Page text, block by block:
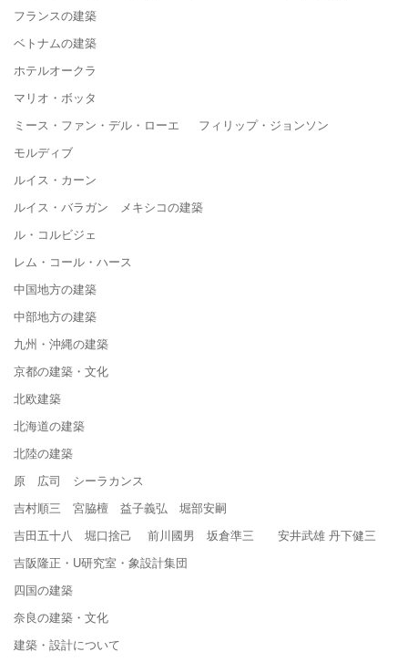
フランスの建築
ベトナムの建築
ホテルオークラ
マリオ・ボッタ
ミース・ファン・デル・ローエ フィリップ・ジョンソン
モルディブ
ルイス・カーン
ルイス・バラガン メキシコの建築
ル・コルビジェ
レム・コール・ハース
中国地方の建築
中部地方の建築
九州・沖縄の建築
京都の建築・文化
北欧建築
北海道の建築
北陸の建築
原 広司 シーラカンス
吉村順三 宮脇檀 益子義弘 堀部安嗣
吉田五十八 堀口捨己 前川國男 坂倉準三 安井武雄 丹下健三
吉阪隆正・U研究室・象設計集団
四国の建築
奈良の建築・文化
建築・設計について